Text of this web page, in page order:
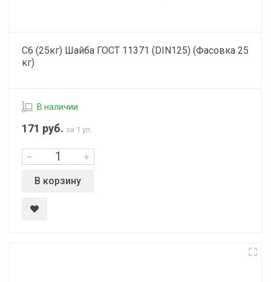
С6 (25кг) Шайба ГОСТ 11371 (DIN125) (Фасовка 25
кг)
В наличии
171 руб. за 1 уп.
В корзину